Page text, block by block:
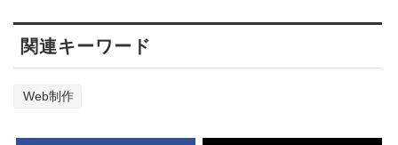
関連キーワード
Web制作